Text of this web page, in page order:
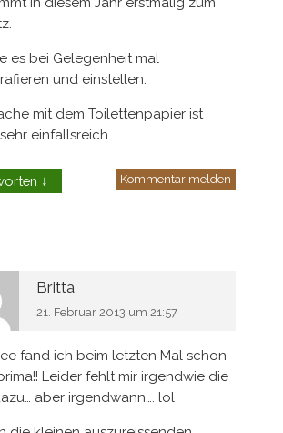
es bei Gelegenheit mal
und einstellen.
mit dem Toilettenpapier ist
einfallsreich.
↓ Kommentar melden
Britta
21. Februar 2013 um 21:57
fand ich beim letzten Mal schon
Leider fehlt mir irgendwie die
aber irgendwann…. lol